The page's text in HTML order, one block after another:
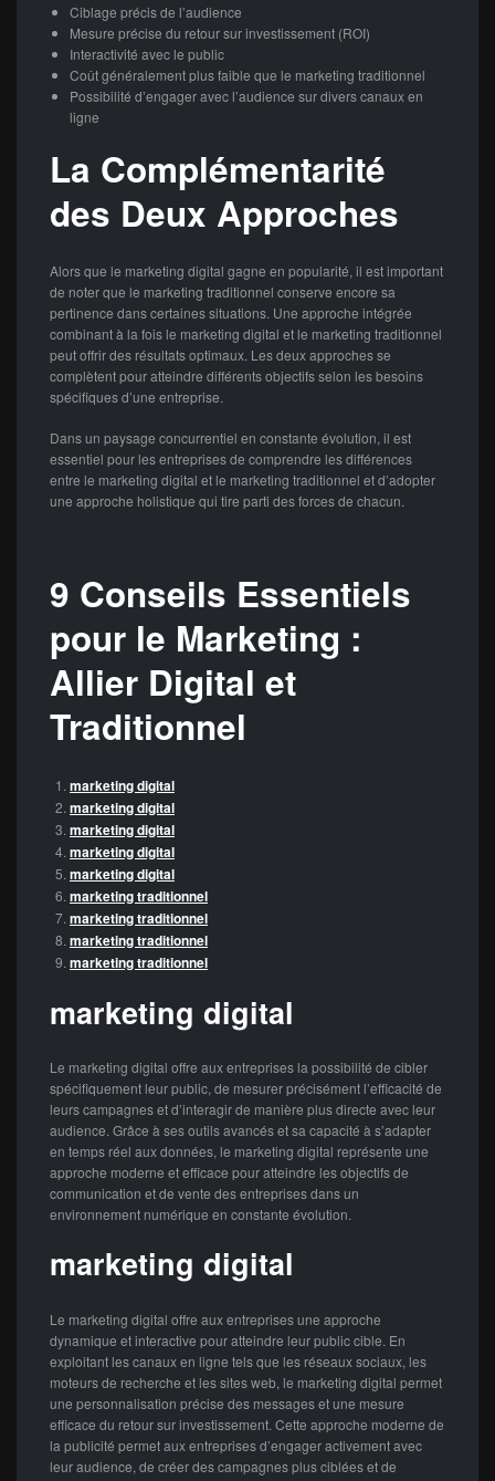
Ciblage précis de l’audience
Mesure précise du retour sur investissement (ROI)
Interactivité avec le public
Coût généralement plus faible que le marketing traditionnel
Possibilité d’engager avec l’audience sur divers canaux en
ligne
La Complémentarité
des Deux Approches
Alors que le marketing digital gagne en popularité, il est important
de noter que le marketing traditionnel conserve encore sa
pertinence dans certaines situations. Une approche intégrée
combinant à la fois le marketing digital et le marketing traditionnel
peut offrir des résultats optimaux. Les deux approches se
complètent pour atteindre différents objectifs selon les besoins
spécifiques d’une entreprise.
Dans un paysage concurrentiel en constante évolution, il est
essentiel pour les entreprises de comprendre les différences
entre le marketing digital et le marketing traditionnel et d’adopter
une approche holistique qui tire parti des forces de chacun.
9 Conseils Essentiels
pour le Marketing :
Allier Digital et
Traditionnel
marketing digital
marketing digital
marketing digital
marketing digital
marketing digital
marketing traditionnel
marketing traditionnel
marketing traditionnel
marketing traditionnel
marketing digital
Le marketing digital offre aux entreprises la possibilité de cibler
spécifiquement leur public, de mesurer précisément l’efficacité de
leurs campagnes et d’interagir de manière plus directe avec leur
audience. Grâce à ses outils avancés et sa capacité à s’adapter
en temps réel aux données, le marketing digital représente une
approche moderne et efficace pour atteindre les objectifs de
communication et de vente des entreprises dans un
environnement numérique en constante évolution.
marketing digital
Le marketing digital offre aux entreprises une approche
dynamique et interactive pour atteindre leur public cible. En
exploitant les canaux en ligne tels que les réseaux sociaux, les
moteurs de recherche et les sites web, le marketing digital permet
une personnalisation précise des messages et une mesure
efficace du retour sur investissement. Cette approche moderne de
la publicité permet aux entreprises d’engager activement avec
leur audience, de créer des campagnes plus ciblées et de